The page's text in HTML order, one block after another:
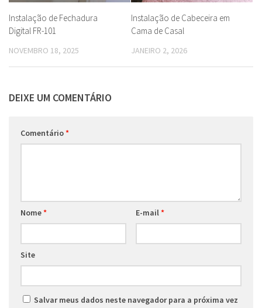
Instalação de Fechadura
Digital FR-101
NOVEMBRO 18, 2025
Instalação de Cabeceira em
Cama de Casal
JANEIRO 2, 2026
DEIXE UM COMENTÁRIO
Comentário*
Nome* E-mail *
Site
Salvar meus dados neste navegador para a próxima vez